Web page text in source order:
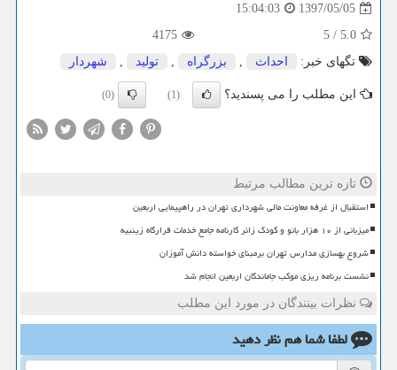
1397/05/05
15:04:03
5.0
/
5
4175
تگهای خبر:
احداث , بزرگراه , تولید , شهردار
این مطلب را می پسندید؟ (1)
(0)
تازه ترین مطالب مرتبط
استقبال از غرفه معاونت مالی شهرداری تهران در راهپیمایی اربعین
میزبانی از ۱۰ هزار بانو و کودک زائر کارنامه جامع خدمات قرارگاه زینبیه
شروع بهسازی مدارس تهران برمبنای خواسته دانش آموزان
نشست برنامه ریزی موکب جاماندگان اربعین انجام شد
نظرات بینندگان در مورد این مطلب
لطفا شما همنظر دهید